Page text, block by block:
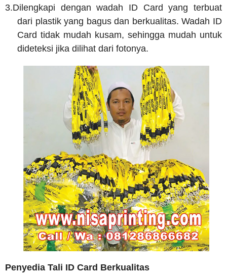
3.Dilengkapi dengan wadah ID Card yang terbuat
dari plastik yang bagus dan berkualitas. Wadah ID
Card tidak mudah kusam, sehingga mudah untuk
dideteksi jika dilihat dari fotonya.
Penyedia Tali ID Card Berkualitas